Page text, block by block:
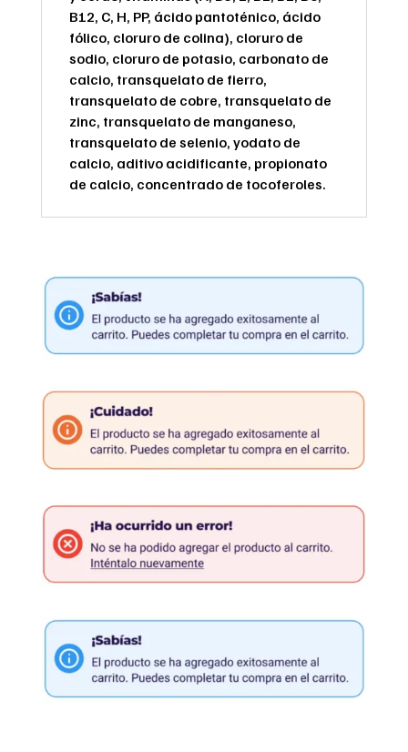
B12, C, H, PP, ácido pantoténico, ácido
fólico, cloruro de colina), cloruro de
sodio, cloruro de potasio, carbonato de
calcio, transquelato de fierro,
transquelato de cobre, transquelato de
zinc, transquelato de manganeso,
transquelato de selenio, yodato de
calcio, aditivo acidificante, propionato
de calcio, concentrado de tocoferoles.